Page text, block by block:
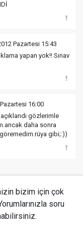
Pazartesi 15:43
yapan yok!! Sınav
16:00
gözlerimle
daha sonra
gibi;:))
bizim için çok
soru